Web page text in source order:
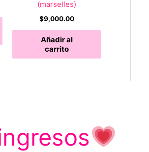
(marselles)
$9,000.00
Añadir al
carrito